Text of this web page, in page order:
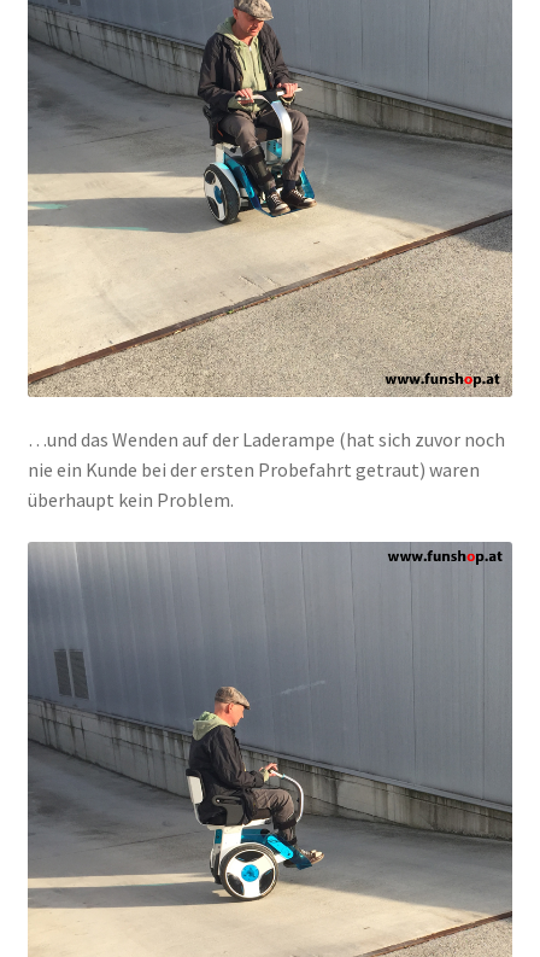
…und das Wenden auf der Laderampe (hat sich zuvor noch
nie ein Kunde bei der ersten Probefahrt getraut) waren
überhaupt kein Problem.